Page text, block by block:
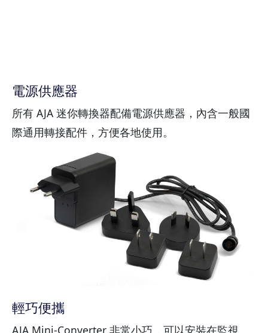
電源供應器
所有 AJA 迷你轉換器配備電源供應器，內含一般國
際通用轉接配件，方便各地使用。
輕巧便攜